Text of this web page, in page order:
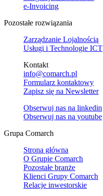
e-Invoicing
Pozostałe rozwiązania
Zarządzanie Lojalnością
Usługi i Technologie ICT
Kontakt
info@comarch.pl
Formularz kontaktowy
Zapisz się na Newsletter
Obserwuj nas na linkedin
Obserwuj nas na youtube
Grupa Comarch
Strona główna
O Grupie Comarch
Pozostałe branże
Klienci Grupy Comarch
Relacje inwestorskie